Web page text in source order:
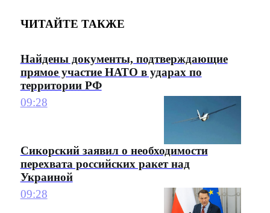
ЧИТАЙТЕ ТАКЖЕ
Найдены документы, подтверждающие
прямое участие НАТО в ударах по
территории РФ
09:28
Сикорский заявил о необходимости
перехвата российских ракет над
Украиной
09:28